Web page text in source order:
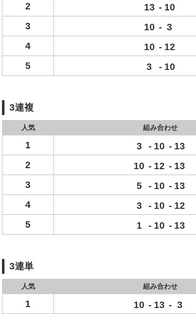
2
13 - 10
3
10 - 3
4
10 - 12
5
3 - 10
3連複
人気 組み合わせ
1 3 - 10 - 13
2
10 - 12 - 13
3
5 - 10 - 13
4
3 - 10 - 12
5
1 - 10 - 13
3連単
人気 組み合わせ
1 10 - 13 - 3